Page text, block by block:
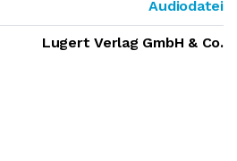
Audiodatei
Lugert Verlag GmbH & Co.